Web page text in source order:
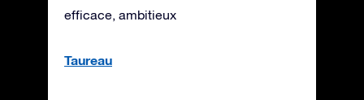
efficace, ambitieux
Taureau